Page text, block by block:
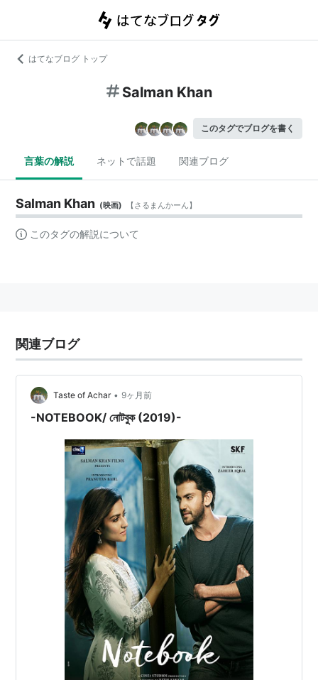
はてなブログ トップ
Salman Khan
このタグでブログを書く
言葉の解説 ネットで話題 関連ブログ
Salman Khan (映画) 【さるまんかーん】
このタグの解説について
関連ブログ
Taste of Achar • 9ヶ月前
-NOTEBOOK/ নোটবুক (2019)-